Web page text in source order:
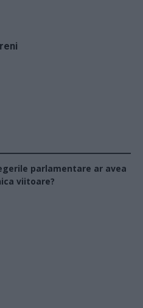
parlamentare ar avea
viitoare?